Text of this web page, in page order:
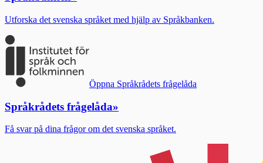
Utforska det svenska språket med hjälp av Språkbanken.
Öppna Språkrådets frågelåda
Språkrådets frågelåda»
Få svar på dina frågor om det svenska språket.